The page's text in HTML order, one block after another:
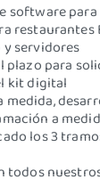
software
servidores
plazo para
kit digital
medida,
a
los 3
todos